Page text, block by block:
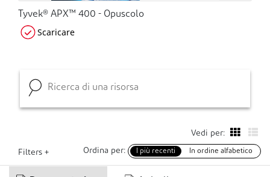
Tyvek® APX™ 400 - Opuscolo
Scaricare
Filters +
Vedi per:
Ordina per:
I più recenti In ordine alfabetico